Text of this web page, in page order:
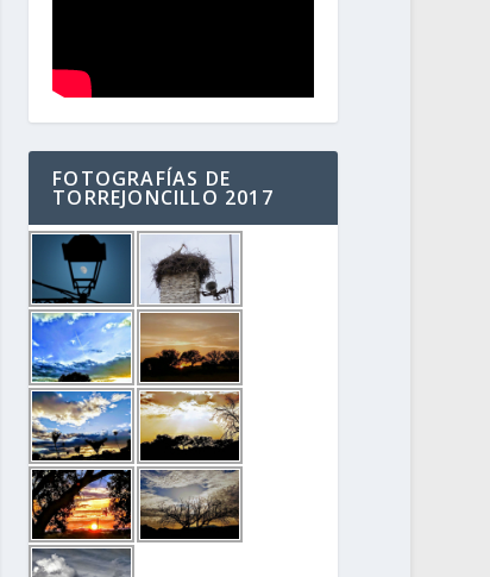
FOTOGRAFÍAS DE
TORREJONCILLO 2017